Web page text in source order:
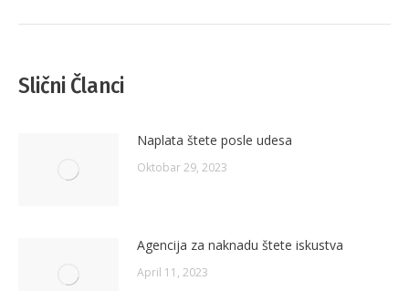
Slični Članci
Naplata štete posle udesa
Oktobar 29, 2023
Agencija za naknadu štete iskustva
April 11, 2023